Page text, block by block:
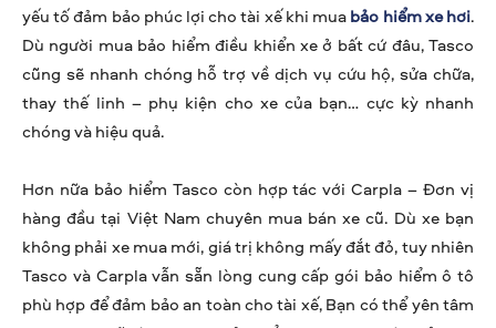
yếu tố đảm bảo phúc lợi cho tài xế khi muabảo hiểm xe hơi.
Dù người mua bảo hiểm điều khiển xe ở bất cứ đâu, Tasco
cũng sẽ nhanh chóng hỗ trợ về dịch vụ cứu hộ, sửa chữa,
thay thế linh – phụ kiện cho xe của bạn… cực kỳ nhanh
chóng và hiệu quả.
Hơn nữa bảo hiểm Tasco còn hợp tác với Carpla – Đơn vị
hàng đầu tại Việt Nam chuyên mua bán xe cũ. Dù xe bạn
không phải xe mua mới, giá trị không mấy đắt đỏ, tuy nhiên
Tasco và Carpla vẫn sẵn lòng cung cấp gói bảo hiểm ô tô
phù hợp để đảm bảo an toàn cho tài xế, Bạn có thể yên tâm